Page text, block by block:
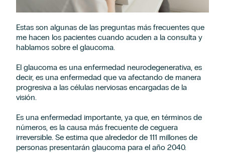
Estas son algunas de las preguntas más frecuentes que
me hacen los pacientes cuando acuden a la consulta y
hablamos sobre el glaucoma.
El glaucoma es una enfermedad neurodegenerativa, es
decir, es una enfermedad que va afectando de manera
progresiva a las células nerviosas encargadas de la
visión.
Es una enfermedad importante, ya que, en términos de
números, es la causa más frecuente de ceguera
irreversible. Se estima que alrededor de 111 millones de
personas presentarán glaucoma para el año 2040.